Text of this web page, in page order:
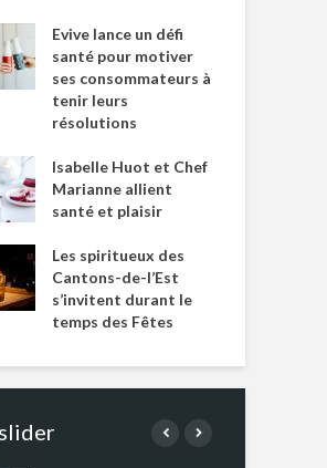
Evive lance un défi
santé pour motiver
ses consommateurs à
tenir leurs
résolutions
Isabelle Huot et Chef
Marianne allient
santé et plaisir
Les spiritueux des
Cantons-de-l’Est
s’invitent durant le
temps des Fêtes